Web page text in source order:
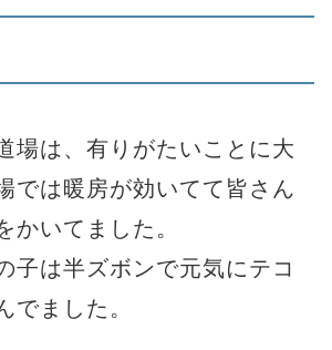
場は、有りがたいことに大
では暖房が効いてて皆さん
かいてました。
子は半ズボンで元気にテコ
でました。